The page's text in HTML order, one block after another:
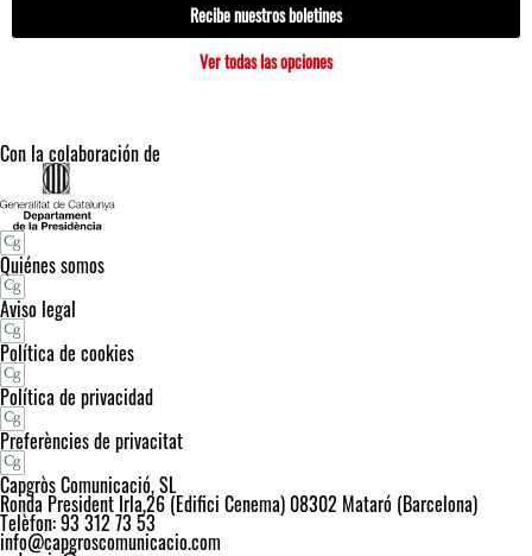
Recibe nuestros boletines
Ver todas las opciones
Con la colaboración de
Quiénes somos
Aviso legal
Política de cookies
Política de privacidad
Preferències de privacitat
Capgròs Comunicació, SL
Ronda President Irla,26 (Edifici Cenema) 08302 Mataró (Barcelona)
Telèfon: 93 312 73 53
info@capgroscomunicacio.com